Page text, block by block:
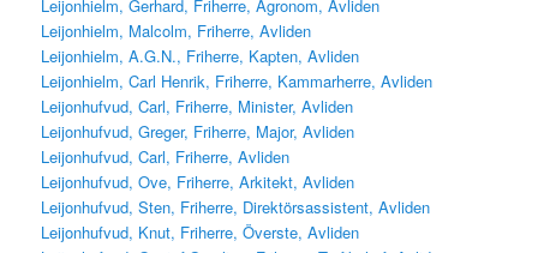
Leijonhielm, Gerhard, Friherre, Agronom, Avliden
Leijonhielm, Malcolm, Friherre, Avliden
Leijonhielm, A.G.N., Friherre, Kapten, Avliden
Leijonhielm, Carl Henrik, Friherre, Kammarherre, Avliden
Leijonhufvud, Carl, Friherre, Minister, Avliden
Leijonhufvud, Greger, Friherre, Major, Avliden
Leijonhufvud, Carl, Friherre, Avliden
Leijonhufvud, Ove, Friherre, Arkitekt, Avliden
Leijonhufvud, Sten, Friherre, Direktörsassistent, Avliden
Leijonhufvud, Knut, Friherre, Överste, Avliden